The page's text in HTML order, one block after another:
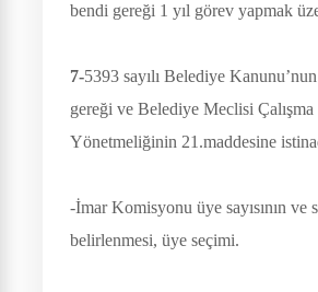
bendi gereği 1 yıl görev yapmak
7-5393 sayılı Belediye
gereği ve Belediye Meclisi Çalışma
Yönetmeliğinin 21.maddesine
-İmar Komisyonu üye sayısının ve
belirlenmesi, üye seçimi.